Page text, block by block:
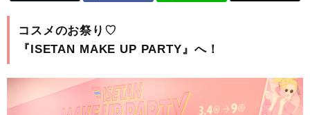
コスメのお祭り♡
『ISETAN MAKE UP PARTY』へ！